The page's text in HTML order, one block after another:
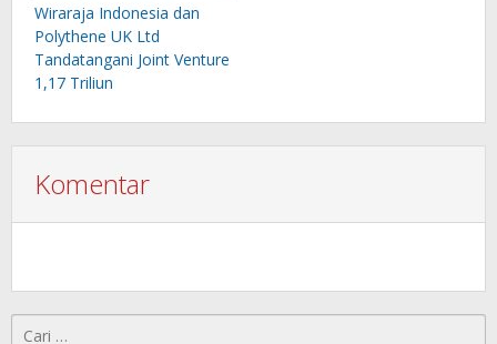
Wiraraja Indonesia dan
Polythene UK Ltd
Tandatangani Joint Venture
1,17 Triliun
Komentar